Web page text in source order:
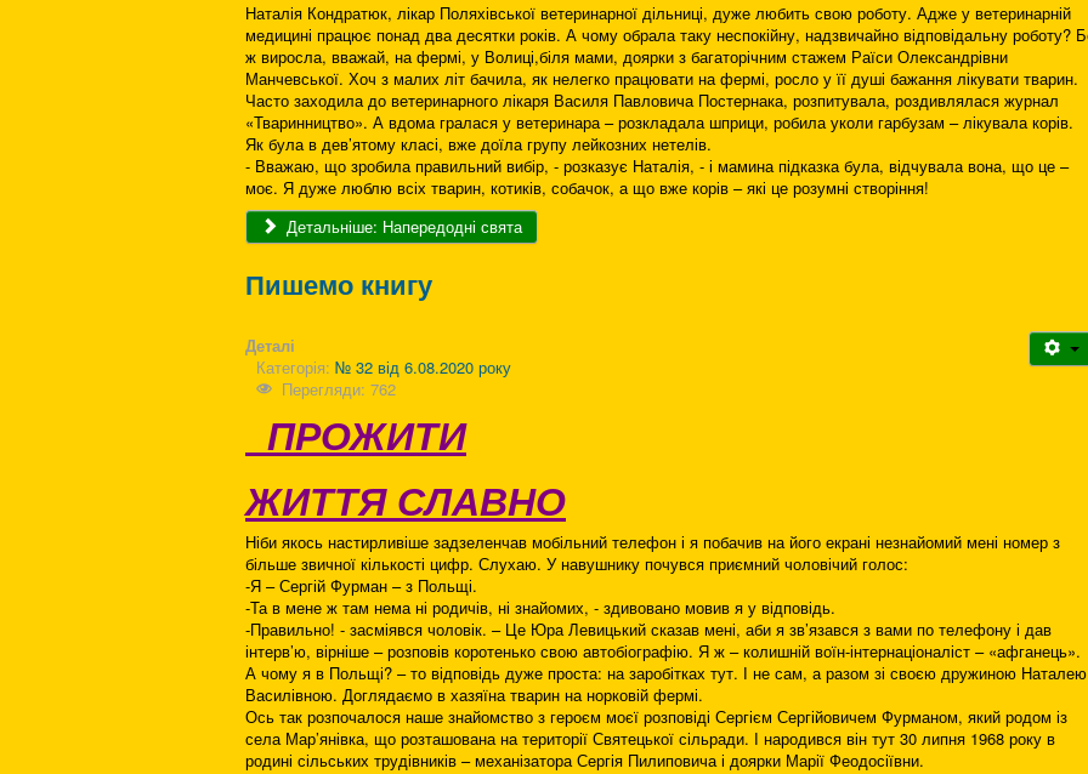
Наталія Кондратюк, лікар Поляхівської ветеринарної дільниці, дуже любить свою роботу. Адже у ветеринарній
медицині працює понад два десятки років. А чому обрала таку неспокійну, надзвичайно відповідальну роботу?
ж виросла, вважай, на фермі, у Волиці,біля мами, доярки з багаторічним стажем Раїси Олександрівни
Манчевської. Хоч з малих літ бачила, як нелегко працювати на фермі, росло у її душі бажання лікувати тварин.
Часто заходила до ветеринарного лікаря Василя Павловича Постернака, розпитувала, роздивлялася журнал
«Тваринництво». А вдома гралася у ветеринара – розкладала шприци, робила уколи гарбузам – лікувала корів.
Як була в дев’ятому класі, вже доїла групу лейкозних нетелів.
- Вважаю, що зробила правильний вибір, - розказує Наталія, - і мамина підказка була, відчувала вона, що це –
моє. Я дуже люблю всіх тварин, котиків, собачок, а що вже корів – які це розумні створіння!
Детальніше: Напередодні свята
Пишемо книгу
Деталі
Категорія: № 32 від 6.08.2020 року
Перегляди: 762
ПРОЖИТИ
ЖИТТЯ СЛАВНО
Ніби якось настирливіше задзеленчав мобільний телефон і я побачив на його екрані незнайомий мені номер з
більше звичної кількості цифр. Слухаю. У навушнику почувся приємний чоловічий голос:
-Я – Сергій Фурман – з Польщі.
-Та в мене ж там нема ні родичів, ні знайомих, - здивовано мовив я у відповідь.
-Правильно! - засміявся чоловік. – Це Юра Левицький сказав мені, аби я зв’язався з вами по телефону і дав
інтерв’ю, вірніше – розповів коротенько свою автобіографію. Я ж – колишній воїн-інтернаціоналіст – «афганець».
А чому я в Польщі? – то відповідь дуже проста: на заробітках тут. І не сам, а разом зі своєю дружиною Наталею
Василівною. Доглядаємо в хазяїна тварин на норковій фермі.
Ось так розпочалося наше знайомство з героєм моєї розповіді Сергієм Сергійовичем Фурманом, який родом із
села Мар’янівка, що розташована на території Святецької сільради. І народився він тут 30 липня 1968 року в
родині сільських трудівників – механізатора Сергія Пилиповича і доярки Марії Феодосіївни.